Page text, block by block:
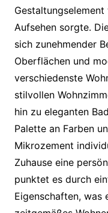
Aufsehen sorgte.
sich zunehmender
Oberflächen und
verschiedenste
stilvollen
hin zu eleganten
Palette an Farben
Mikrozement
Zuhause eine
punktet es durch
Eigenschaften, was